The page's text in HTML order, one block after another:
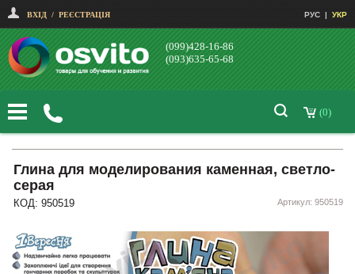
ВХІД / РЕЄСТРАЦІЯ РУС | УКР
(099)428-16-86
(093)635-65-68
(0)
Глина для моделирования каменная, светло-
серая
КОД: 950519 Артикул: 950519